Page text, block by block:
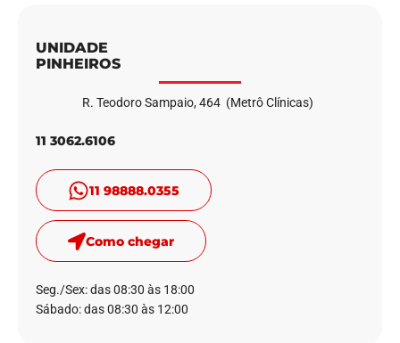
UNIDADE
PINHEIROS
R. Teodoro Sampaio, 464 (Metrô Clínicas)
11 3062.6106
11 98888.0355
Como chegar
Seg./Sex: das 08:30 às 18:00
Sábado: das 08:30 às 12:00